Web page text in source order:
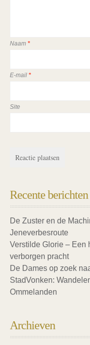
Naam *
E-mail *
Site
Recente berichten
De Zuster en de
Jeneverbesroute
Verstilde Glorie – Een
verborgen pracht
De Dames op zoek
StadVonken:
Ommelanden
Archieven